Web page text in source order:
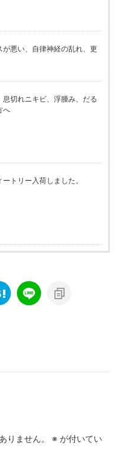
が悪い、自律神経の乱れ、更
息切れニキビ、浮腫み、だる
へ
トリー入荷しました。
りません。 ※ が付いてい